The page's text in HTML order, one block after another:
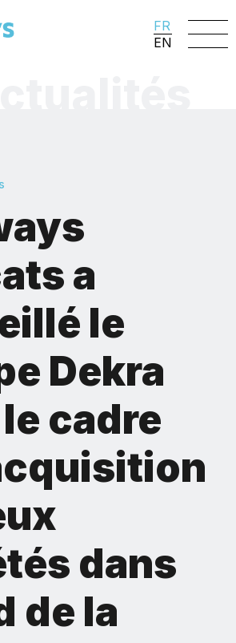
FR
EN
a
le
Dekra
cadre
dans
de la